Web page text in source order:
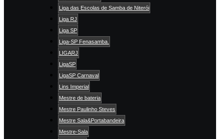
Liga das Escolas de Samba de Niterói
Liga RJ
Liga SP
Liga-SP Fenasamba.
LIGARJ
LigaSP
LigaSP Carnaval
Lins Imperial
Mestre de bateria
Mestre Paulinho Steves
Mestre Sala&Portabandeira
Mestre-Sala